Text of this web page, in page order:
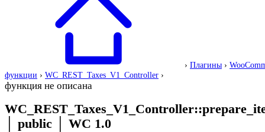
› Плагины ›
функции › WC_REST_Taxes_V1_Controller ›
функция не описана
public WC 1.0